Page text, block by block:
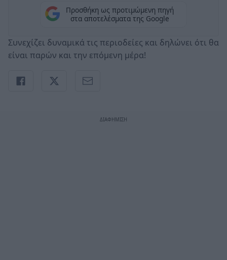
Προσθήκη ως προτιμώμενη πηγή
στα αποτελέσματα της Google
Συνεχίζει δυναμικά τις περιοδείες και δηλώνει ότι θα
είναι παρών και την επόμενη μέρα!